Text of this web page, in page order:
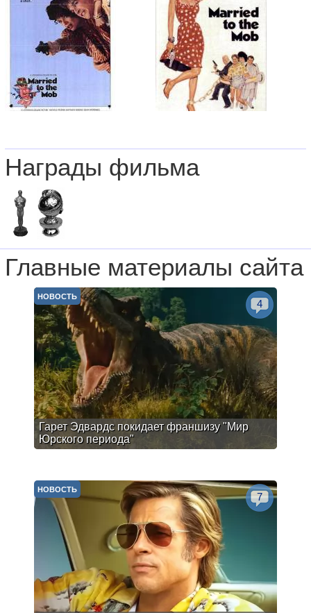
Награды фильма
Главные материалы сайта
Гарет Эдвардс покидает франшизу "Мир
Юрского периода"
НОВОСТЬ
4
НОВОСТЬ
7